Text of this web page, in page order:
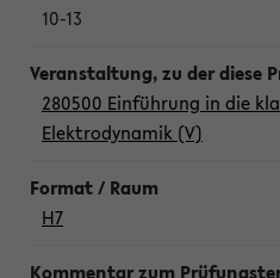
10-13
280500 Einführung in die
Elektrodynamik (V)
H7